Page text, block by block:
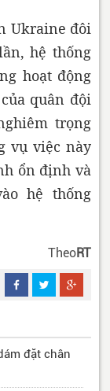
Ukraine đôi
hệ thống
hoạt động
quân đội
trọng
vụ việc này
ổn định và
hệ thống
TheoRT
đặt chân